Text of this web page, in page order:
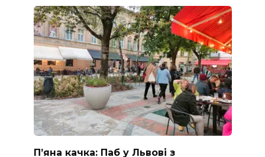
П’яна качка: Паб у Львові з